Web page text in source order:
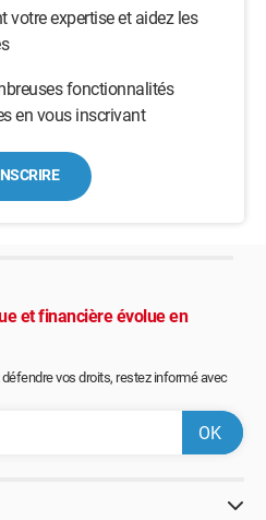
votre expertise et aidez les
fonctionnalités
en vous inscrivant
et financière évolue en
vos droits, restez informé avec